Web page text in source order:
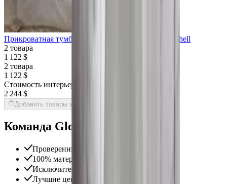
Прикроватная тумба CASPANI TINO Master Sea Shell
2 товара
1 122 $
2 товара
1 122 $
Стоимость интерьера:
2 244 $
Добавить товары в заказ
Команда Globus гарантирует
Проверенные экспертами поставщики
100% материальная ответственность
Исключительная поддержка
Лучшие цены на рынке